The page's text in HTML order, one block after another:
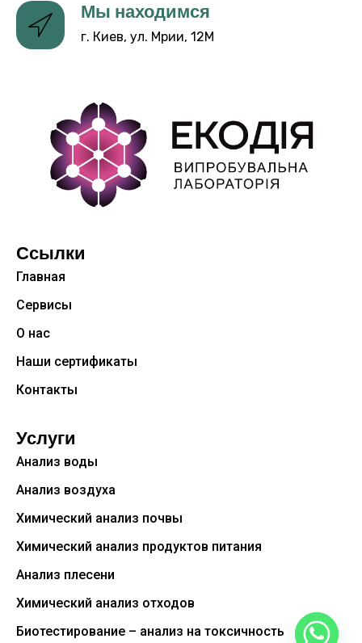
Мы находимся
г. Киев, ул. Мрии, 12М
Ссылки
Главная
Сервисы
О нас
Наши сертификаты
Контакты
Услуги
Анализ воды
Анализ воздуха
Химический анализ почвы
Химический анализ продуктов питания
Анализ плесени
Химический анализ отходов
Биотестирование – анализ на токсичность